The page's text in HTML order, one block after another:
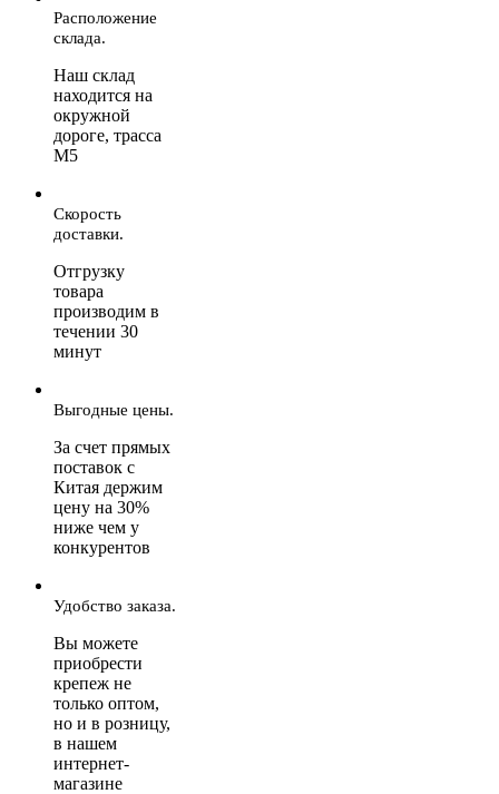
Расположение
склада.
Наш склад
находится на
окружной
дороге, трасса
М5
Скорость
доставки.
Отгрузку
товара
производим в
течении 30
минут
Выгодные цены.
За счет прямых
поставок с
Китая держим
цену на 30%
ниже чем у
конкурентов
Удобство заказа.
Вы можете
приобрести
крепеж не
только оптом,
но и в розницу,
в нашем
интернет-
магазине